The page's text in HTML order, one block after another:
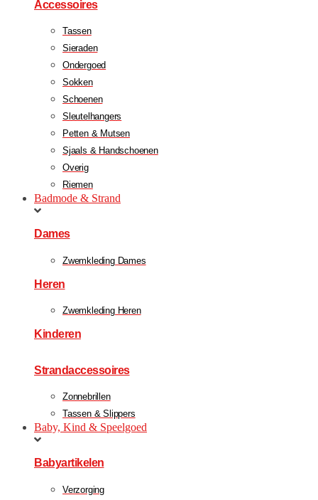
Accessoires
Tassen
Sieraden
Ondergoed
Sokken
Schoenen
Sleutelhangers
Petten & Mutsen
Sjaals & Handschoenen
Overig
Riemen
Badmode & Strand
Dames
Zwemkleding Dames
Heren
Zwemkleding Heren
Kinderen
Strandaccessoires
Zonnebrillen
Tassen & Slippers
Baby, Kind & Speelgoed
Babyartikelen
Verzorging